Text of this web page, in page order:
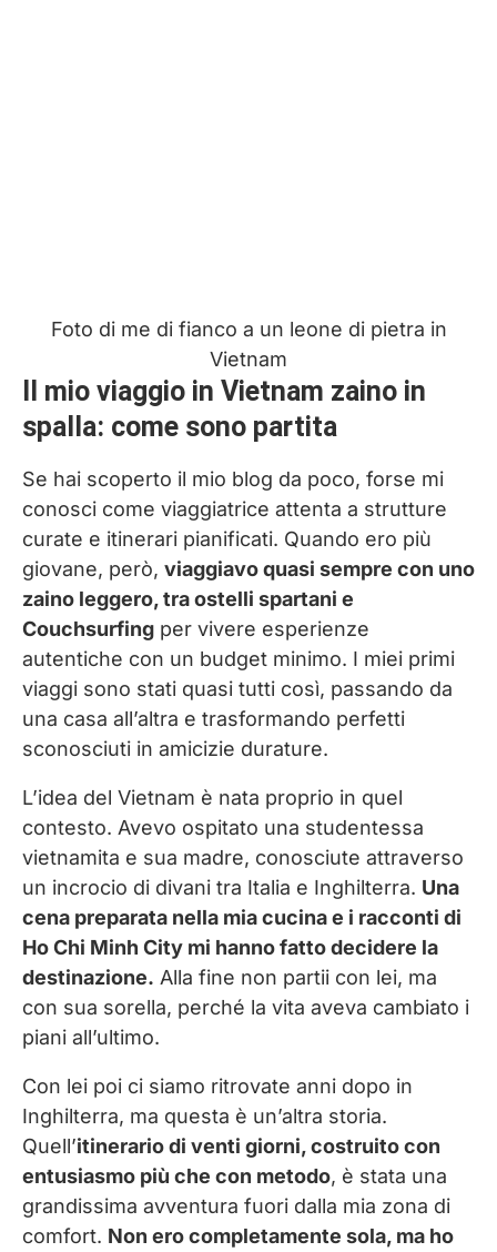
Foto di me di fianco a un leone di pietra in
Vietnam
Il mio viaggio in Vietnam zaino in
spalla: come sono partita
Se hai scoperto il mio blog da poco, forse mi
conosci come viaggiatrice attenta a strutture
curate e itinerari pianificati. Quando ero più
giovane, però, viaggiavo quasi sempre con uno
zaino leggero, tra ostelli spartani e
Couchsurfing per vivere esperienze
autentiche con un budget minimo. I miei primi
viaggi sono stati quasi tutti così, passando da
una casa all’altra e trasformando perfetti
sconosciuti in amicizie durature.
L’idea del Vietnam è nata proprio in quel
contesto. Avevo ospitato una studentessa
vietnamita e sua madre, conosciute attraverso
un incrocio di divani tra Italia e Inghilterra. Una
cena preparata nella mia cucina e i racconti di
Ho Chi Minh City mi hanno fatto decidere la
destinazione. Alla fine non partii con lei, ma
con sua sorella, perché la vita aveva cambiato i
piani all’ultimo.
Con lei poi ci siamo ritrovate anni dopo in
Inghilterra, ma questa è un’altra storia.
Quell’itinerario di venti giorni, costruito con
entusiasmo più che con metodo, è stata una
grandissima avventura fuori dalla mia zona di
comfort. Non ero completamente sola, ma ho